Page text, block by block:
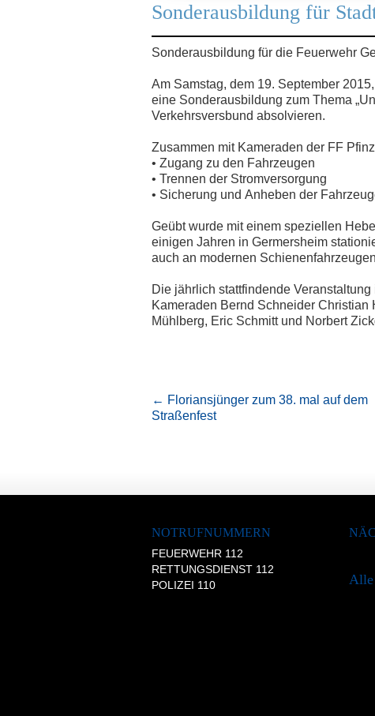
Sonderausbildung für
Sonderausbildung für die Feuerwehr
Am Samstag, dem 19. September
eine Sonderausbildung zum Thema
Verkehrsversbund absolvieren.
Zusammen mit Kameraden der FF
• Zugang zu den Fahrzeugen
• Trennen der Stromversorgung
• Sicherung und Anheben der
Geübt wurde mit einem speziellen
einigen Jahren in Germersheim
auch an modernen
Die jährlich stattfindende
Kameraden Bernd Schneider
Mühlberg, Eric Schmitt und Norbert
← Floriansjünger zum 38. mal auf dem
Straßenfest
NOTRUFNUMMERN
FEUERWEHR 112
RETTUNGSDIENST 112
POLIZEI 110